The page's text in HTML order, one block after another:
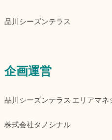
品川シーズンテラス
企画運営
品川シーズンテラス エリアマネ
株式会社タノシナル